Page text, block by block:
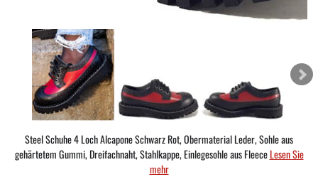
Steel Schuhe 4 Loch Alcapone Schwarz Rot, Obermaterial Leder, Sohle aus
gehärtetem Gummi, Dreifachnaht, Stahlkappe, Einlegesohle aus FleeceLesen Sie
mehr